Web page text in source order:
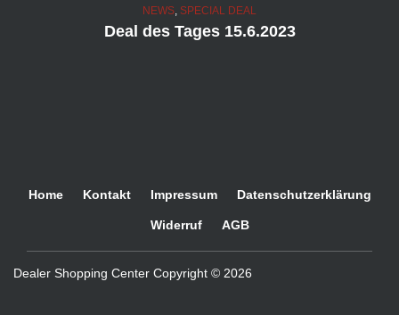
NEWS, SPECIAL DEAL
Deal des Tages 15.6.2023
Home Kontakt Impressum Datenschutzerklärung
Widerruf AGB
Dealer Shopping Center Copyright © 2026